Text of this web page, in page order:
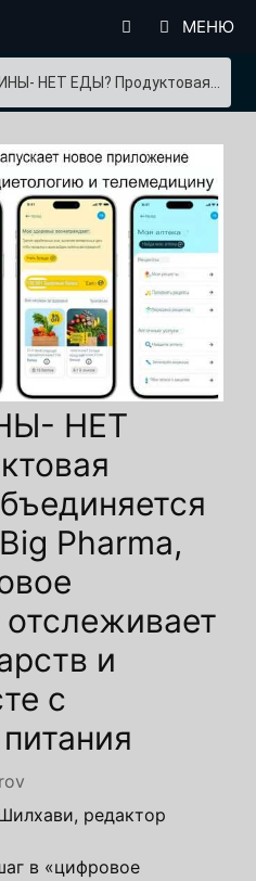
МЕНЮ
НЕТ ЕДЫ? Продуктовая...
НЕТ
Pharma,
и
с
редактор
в «цифровое